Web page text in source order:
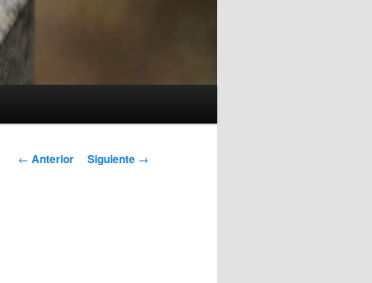
Navegación
← Anterior Siguiente →